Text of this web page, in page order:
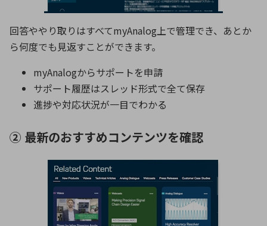
回答ややり取りはすべてmyAnalog上で管理でき、あとか
ら何度でも見返すことができます。
myAnalogからサポートを申請
サポート履歴はスレッド形式で全て保存
進捗や対応状況が一目でわかる
② 最新のおすすめコンテンツを確認